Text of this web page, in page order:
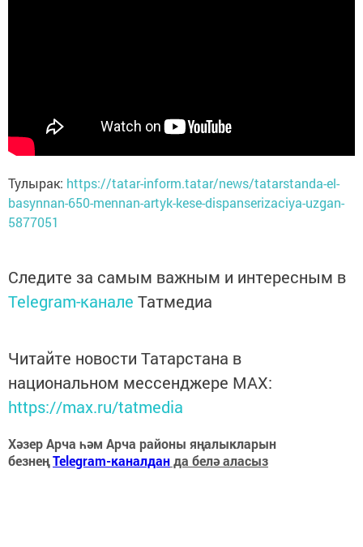
Тулырак: https://tatar-inform.tatar/news/tatarstanda-el-
basynnan-650-mennan-artyk-kese-dispanserizaciya-uzgan-
5877051
Следите за самым важным и интересным в
Telegram-канале Татмедиа
Читайте новости Татарстана в
национальном мессенджере MАХ:
https://max.ru/tatmedia
Хәзер Арча һәм Арча районы яңалыкларын
безнеңTelegram-каналданда белә аласыз